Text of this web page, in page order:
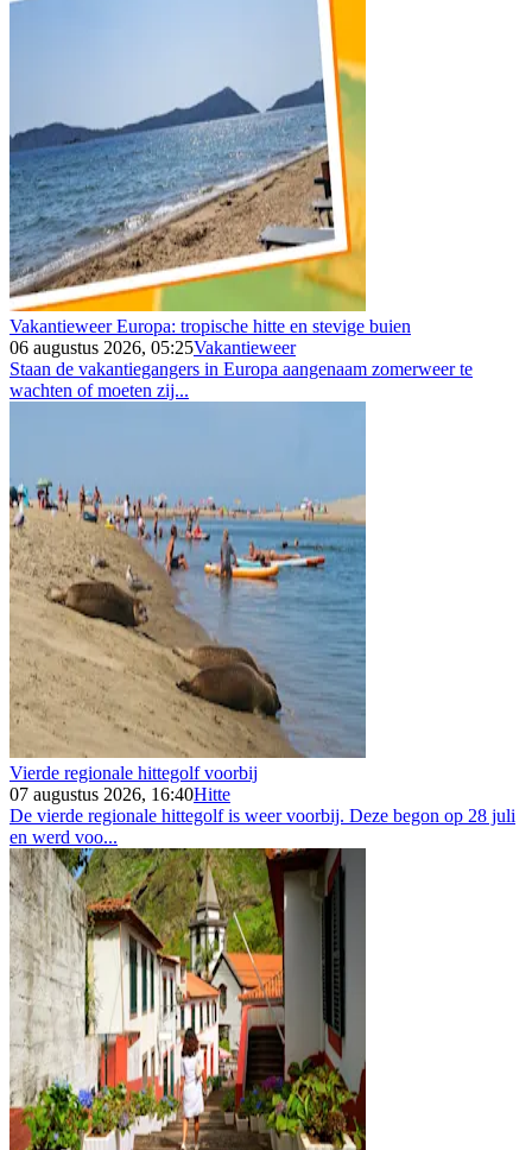
Vakantieweer Europa: tropische hitte en stevige buien
06 augustus 2026, 05:25Vakantieweer
Staan de vakantiegangers in Europa aangenaam zomerweer te
wachten of moeten zij...
Vierde regionale hittegolf voorbij
07 augustus 2026, 16:40Hitte
De vierde regionale hittegolf is weer voorbij. Deze begon op 28 juli
en werd voo...